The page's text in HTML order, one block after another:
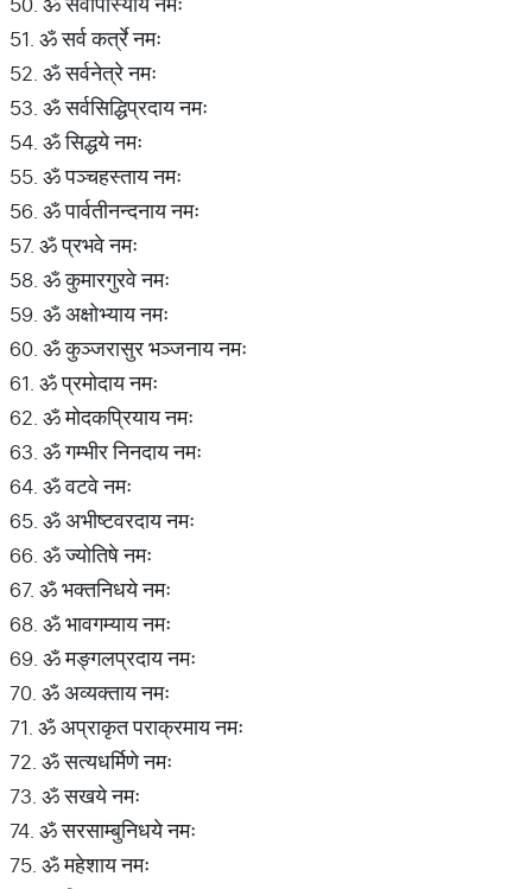
51. ॐ सर्व कर्त्रे नमः
52. ॐ सर्वनेत्रे नमः
53. ॐ सर्वसिद्धिप्रदाय नमः
54. ॐ सिद्धये नमः
55. ॐ पञ्चहस्ताय नमः
56. ॐ पार्वतीनन्दनाय नमः
57. ॐ प्रभवे नमः
58. ॐ कुमारगुरवे नमः
59. ॐ अक्षोभ्याय नमः
60. ॐ कुञ्जरासुर भञ्जनाय नमः
61. ॐ प्रमोदाय नमः
62. ॐ मोदकप्रियाय नमः
63. ॐ गम्भीर निनदाय नमः
64. ॐ वटवे नमः
65. ॐ अभीष्टवरदाय नमः
66. ॐ ज्योतिषे नमः
67. ॐ भक्तनिधये नमः
68. ॐ भावगम्याय नमः
69. ॐ मङ्गलप्रदाय नमः
70. ॐ अव्यक्ताय नमः
71. ॐ अप्राकृत पराक्रमाय नमः
72. ॐ सत्यधर्मिणे नमः
73. ॐ सखये नमः
74. ॐ सरसाम्बुनिधये नमः
75. ॐ महेशाय नमः